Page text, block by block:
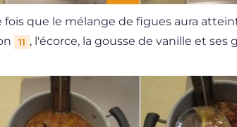
fois que le mélange de figues aura
11 , l'écorce, la gousse de vanille et ses